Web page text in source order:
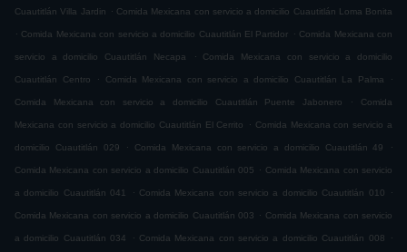
Cuautitlán Villa Jardin . Comida Mexicana con servicio a domicilio Cuautitlán Loma Bonita
. Comida Mexicana con servicio a domicilio Cuautitlán El Partidor . Comida Mexicana con
servicio a domicilio Cuautitlán Necapa . Comida Mexicana con servicio a domicilio
Cuautitlán Centro . Comida Mexicana con servicio a domicilio Cuautitlán La Palma .
Comida Mexicana con servicio a domicilio Cuautitlán Puente Jabonero . Comida
Mexicana con servicio a domicilio Cuautitlán El Cerrito . Comida Mexicana con servicio a
domicilio Cuautitlán 029 . Comida Mexicana con servicio a domicilio Cuautitlán 49 .
Comida Mexicana con servicio a domicilio Cuautitlán 005 . Comida Mexicana con servicio
a domicilio Cuautitlán 041 . Comida Mexicana con servicio a domicilio Cuautitlán 010 .
Comida Mexicana con servicio a domicilio Cuautitlán 003 . Comida Mexicana con servicio
a domicilio Cuautitlán 034 . Comida Mexicana con servicio a domicilio Cuautitlán 008 .